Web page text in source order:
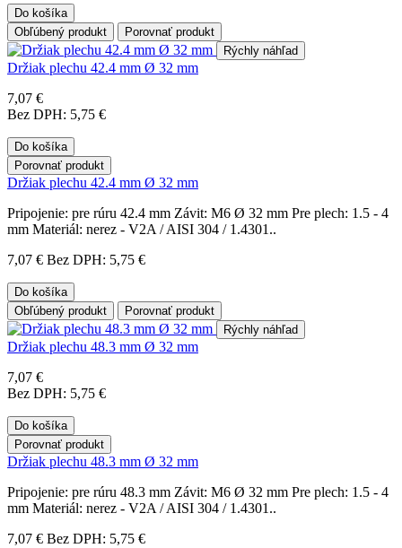
Do košíka
Obľúbený produkt
Porovnať produkt
Rýchly náhľad
Držiak plechu 42.4 mm Ø 32 mm
7,07 €
Bez DPH: 5,75 €
Do košíka
Porovnať produkt
Držiak plechu 42.4 mm Ø 32 mm
Pripojenie: pre rúru 42.4 mm Závit: M6 Ø 32 mm Pre plech: 1.5 - 4
mm Materiál: nerez - V2A / AISI 304 / 1.4301..
7,07 € Bez DPH: 5,75 €
Do košíka
Obľúbený produkt
Porovnať produkt
Rýchly náhľad
Držiak plechu 48.3 mm Ø 32 mm
7,07 €
Bez DPH: 5,75 €
Do košíka
Porovnať produkt
Držiak plechu 48.3 mm Ø 32 mm
Pripojenie: pre rúru 48.3 mm Závit: M6 Ø 32 mm Pre plech: 1.5 - 4
mm Materiál: nerez - V2A / AISI 304 / 1.4301..
7,07 € Bez DPH: 5,75 €